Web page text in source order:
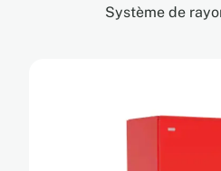
Système de